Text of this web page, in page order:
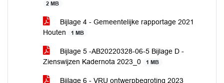
2 MB
Bijlage 4 - Gemeentelijke rapportage 2021
Houten
1 MB
Bijlage 5 -AB20220328-06-5 Bijlage D -
Zienswijzen Kadernota 2023_0
1 MB
Bijlage 6 - VRU ontwerpbegroting 2023_